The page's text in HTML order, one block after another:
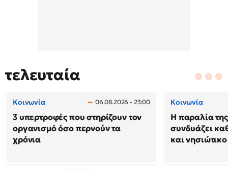
τελευταία
Κοινωνία 06.08.2026 - 23:00
3 υπερτροφές που στηρίζουν τον
οργανισμό όσο περνούν τα
χρόνια
Κοινωνία
Η παραλία
συνδυάζει
και